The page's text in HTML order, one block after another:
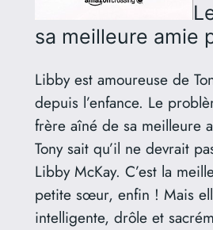
sa meilleure amie
Libby est amoureuse de
depuis l’enfance. Le
frère aîné de sa meilleure
Tony sait qu’il ne devrait
Libby McKay. C’est la
petite sœur, enfin ! Mais
intelligente, drôle et